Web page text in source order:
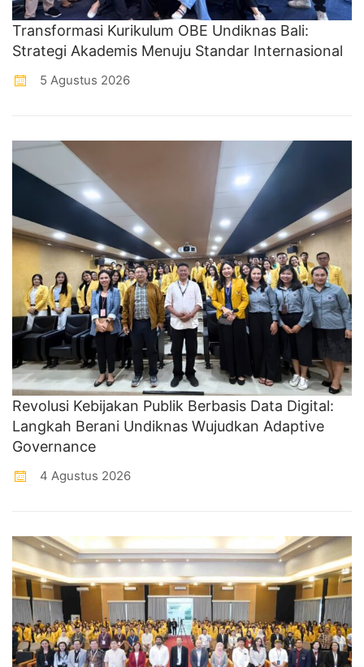
Transformasi Kurikulum OBE Undiknas Bali:
Strategi Akademis Menuju Standar Internasional
5 Agustus 2026
Revolusi Kebijakan Publik Berbasis Data Digital:
Langkah Berani Undiknas Wujudkan Adaptive
Governance
4 Agustus 2026